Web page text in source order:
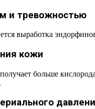
и тревожностью
выработка
кожи
больше